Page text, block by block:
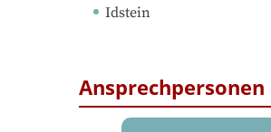
Idstein